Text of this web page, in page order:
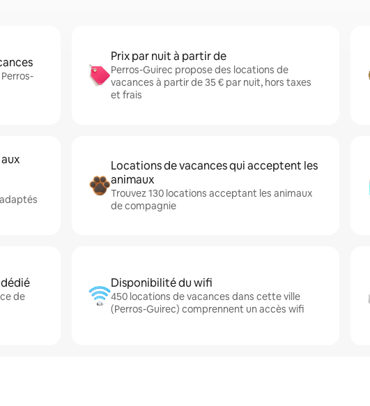
Prix par nuit à partir de
Perros-Guirec propose des locations de
vacances à partir de 35 € par nuit, hors taxes
et frais
Locations de vacances qui acceptent les
animaux
Trouvez 130 locations acceptant les animaux
de compagnie
de
Disponibilité du wifi
450 locations de vacances dans cette ville
(Perros-Guirec) comprennent un accès wifi